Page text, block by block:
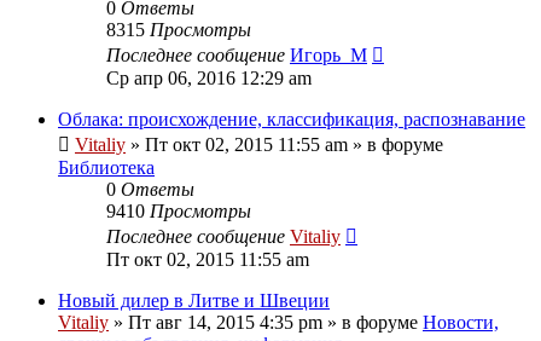
0 Ответы
8315 Просмотры
Последнее сообщение Игорь_М
Ср апр 06, 2016 12:29 am
Облака: происхождение, классификация, распознавание
Vitaliy » Пт окт 02, 2015 11:55 am » в форуме
Библиотека
0 Ответы
9410 Просмотры
Последнее сообщение Vitaliy
Пт окт 02, 2015 11:55 am
Новый дилер в Литве и Швеции
Vitaliy » Пт авг 14, 2015 4:35 pm » в форуме Новости,